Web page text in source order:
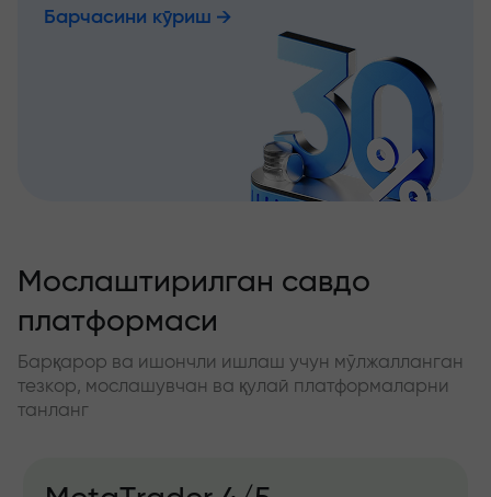
Барчасини кўриш
Мослаштирилган савдо
платформаси
Барқарор ва ишончли ишлаш учун мўлжалланган
тезкор, мослашувчан ва қулай платформаларни
танланг